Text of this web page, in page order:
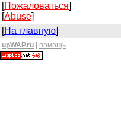
[Пожаловаться]
[Abuse]
[На главную]
upWAP.ru помощь